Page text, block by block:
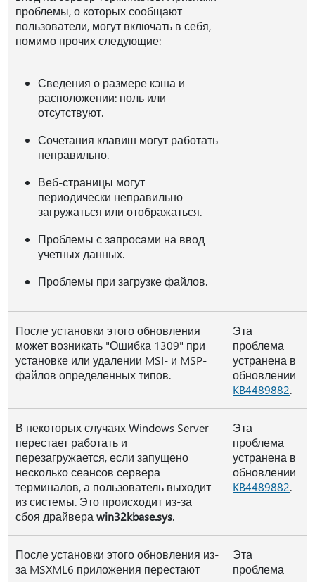
проблемы, о которых сообщают
пользователи, могут включать в себя,
помимо прочих следующие:
Сведения о размере кэша и
расположении: ноль или
отсутствуют.
Сочетания клавиш могут работать
неправильно.
Веб-страницы могут
периодически неправильно
загружаться или отображаться.
Проблемы с запросами на ввод
учетных данных.
Проблемы при загрузке файлов.
После установки этого обновления
может возникать "Ошибка 1309" при
установке или удалении MSI- и MSP-
файлов определенных типов.
Эта
проблема
устранена в
обновлении
KB4489882.
В некоторых случаях Windows Server
перестает работать и
перезагружается, если запущено
несколько сеансов сервера
терминалов, а пользователь выходит
из системы. Это происходит из-за
сбоя драйвера win32kbase.sys.
Эта
проблема
устранена в
обновлении
KB4489882.
После установки этого обновления из-
за MSXML6 приложения перестают
Эта
проблема